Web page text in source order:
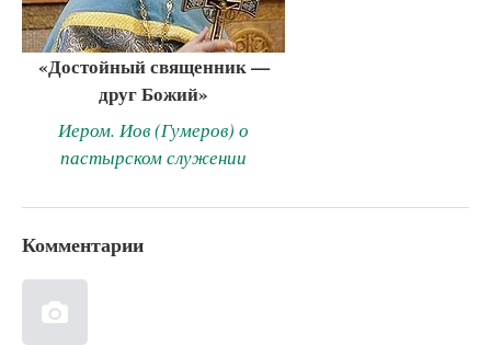
«Достойный священник —
друг Божий»
Иером. Иов (Гумеров) о
пастырском служении
Комментарии